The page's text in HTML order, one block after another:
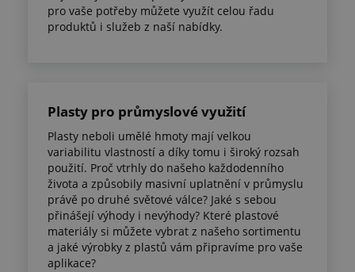
pro vaše potřeby můžete využít celou řadu
produktů i služeb z naší nabídky.
Plasty pro průmyslové využití
Plasty neboli umělé hmoty mají velkou
variabilitu vlastností a díky tomu i široký rozsah
použití. Proč vtrhly do našeho každodenního
života a způsobily masivní uplatnění v průmyslu
právě po druhé světové válce? Jaké s sebou
přinášejí výhody i nevýhody? Které plastové
materiály si můžete vybrat z našeho sortimentu
a jaké výrobky z plastů vám připravíme pro vaše
aplikace?